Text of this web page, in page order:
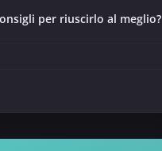
per riuscirlo al meglio?